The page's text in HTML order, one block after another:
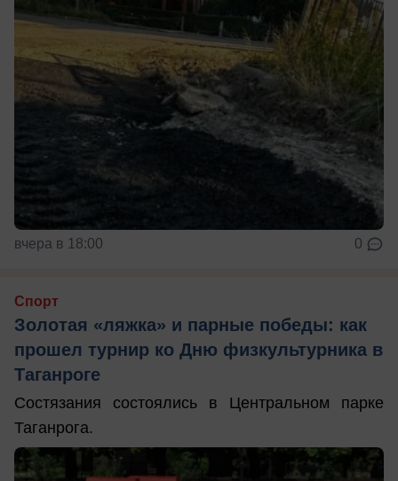
вчера в 18:00 0
Спорт
Золотая «ляжка» и парные победы: как
прошел турнир ко Дню физкультурника в
Таганроге
Состязания состоялись в Центральном парке
Таганрога.